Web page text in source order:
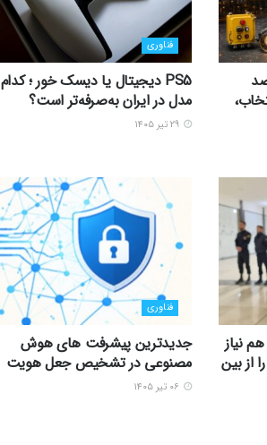
فناوری
PS5 دیجیتال یا دیسک خور ؛ کدام
مدل در ایران به‌صرفه‌تر است؟
نیاز
از بین
فناوری
جدیدترین پیشرفت های هوش
مصنوعی در تشخیص جعل هویت